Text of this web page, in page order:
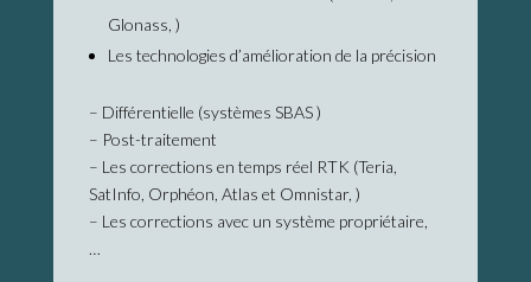
Glonass, )
Les technologies d’amélioration de la précision
– Différentielle (systèmes SBAS )
– Post-traitement
– Les corrections en temps réel RTK (Teria,
SatInfo, Orphéon, Atlas et Omnistar, )
– Les corrections avec un système propriétaire,
…